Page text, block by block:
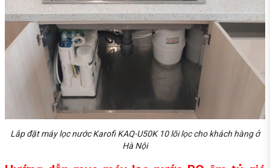
Lắp đặt máy lọc nước Karofi KAQ-U50K 10 lõi lọc cho khách hàng ở
Hà Nội